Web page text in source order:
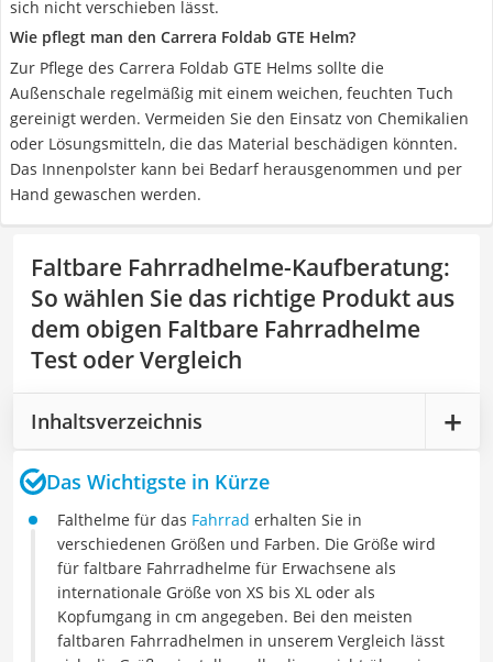
sich nicht verschieben lässt.
Wie pflegt man den Carrera Foldab GTE Helm?
Zur Pflege des Carrera Foldab GTE Helms sollte die
Außenschale regelmäßig mit einem weichen, feuchten Tuch
gereinigt werden. Vermeiden Sie den Einsatz von Chemikalien
oder Lösungsmitteln, die das Material beschädigen könnten.
Das Innenpolster kann bei Bedarf herausgenommen und per
Hand gewaschen werden.
Faltbare Fahrradhelme-Kaufberatung:
So wählen Sie das richtige Produkt aus
dem obigen Faltbare Fahrradhelme
Test oder Vergleich
Inhaltsverzeichnis
Das Wichtigste in Kürze
Falthelme für das Fahrrad erhalten Sie in
verschiedenen Größen und Farben. Die Größe wird
für faltbare Fahrradhelme für Erwachsene als
internationale Größe von XS bis XL oder als
Kopfumgang in cm angegeben. Bei den meisten
faltbaren Fahrradhelmen in unserem Vergleich lässt